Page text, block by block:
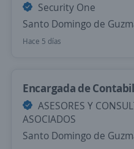
Security One
Santo Domingo de
Hace 5 días
Encargada de
ASESORES Y
ASOCIADOS
Santo Domingo de